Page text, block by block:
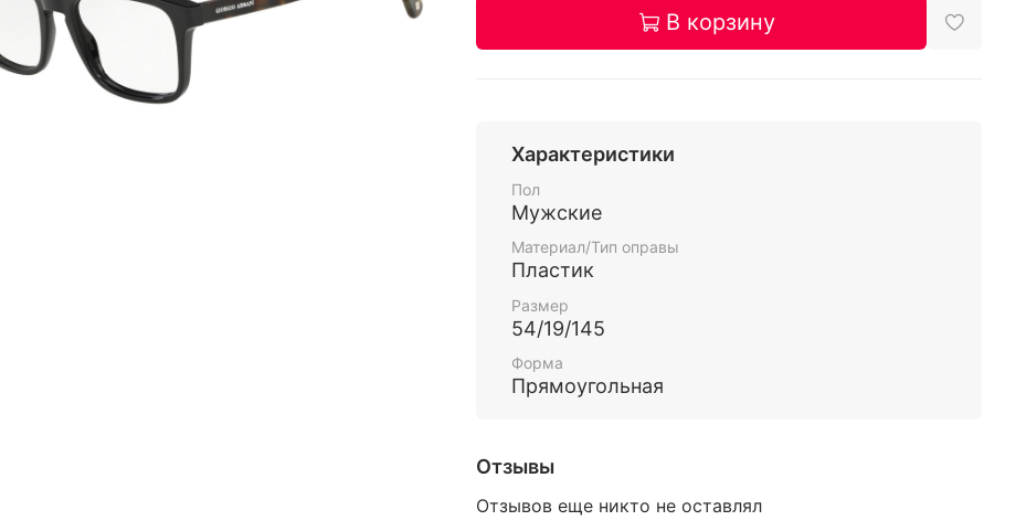
В корзину
Характеристики
Пол
Мужские
Материал/Тип оправы
Пластик
Размер
54/19/145
Форма
Прямоугольная
Отзывы
Отзывов еще никто не оставлял